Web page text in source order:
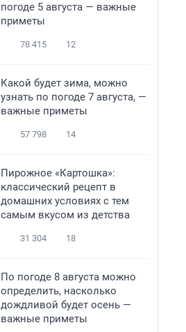
погоде 5 августа — важные
приметы
78 415 12
Какой будет зима, можно
узнать по погоде 7 августа, —
важные приметы
57 798 14
Пирожное «Картошка»:
классический рецепт в
домашних условиях с тем
самым вкусом из детства
31 304 18
По погоде 8 августа можно
определить, насколько
дождливой будет осень —
важные приметы